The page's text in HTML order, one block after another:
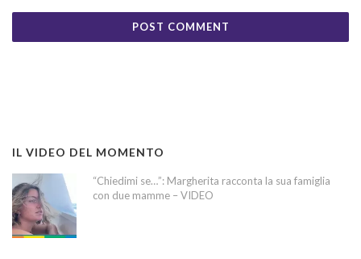
IL VIDEO DEL MOMENTO
“Chiedimi se…”: Margherita racconta la sua famiglia
con due mamme – VIDEO